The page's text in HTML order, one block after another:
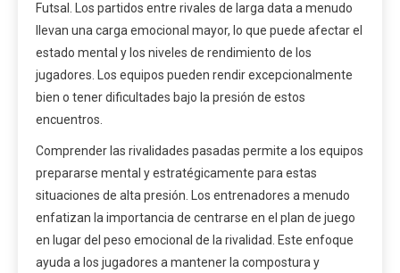
Futsal. Los partidos entre rivales de larga data a menudo
llevan una carga emocional mayor, lo que puede afectar el
estado mental y los niveles de rendimiento de los
jugadores. Los equipos pueden rendir excepcionalmente
bien o tener dificultades bajo la presión de estos
encuentros.
Comprender las rivalidades pasadas permite a los equipos
prepararse mental y estratégicamente para estas
situaciones de alta presión. Los entrenadores a menudo
enfatizan la importancia de centrarse en el plan de juego
en lugar del peso emocional de la rivalidad. Este enfoque
ayuda a los jugadores a mantener la compostura y